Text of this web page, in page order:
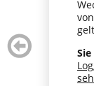
zurück
blättern